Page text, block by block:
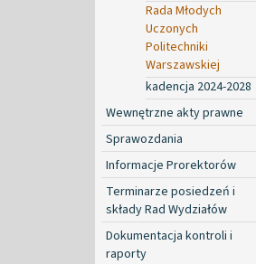
Rada Młodych
Uczonych
Politechniki
Warszawskiej
kadencja 2024-2028
Wewnętrzne akty prawne
Sprawozdania
Informacje Prorektorów
Terminarze posiedzeń i
składy Rad Wydziałów
Dokumentacja kontroli i
raporty